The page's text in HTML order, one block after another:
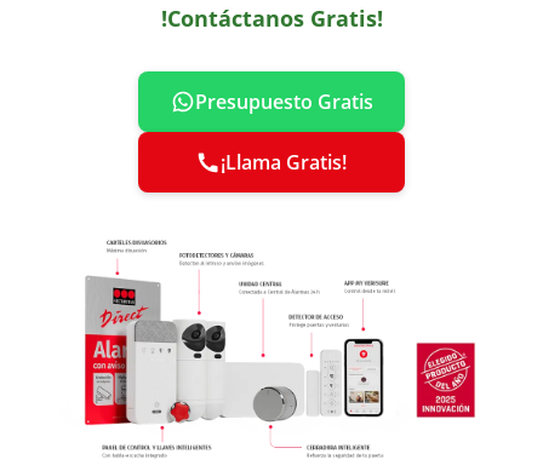
!Contáctanos Gratis!
Presupuesto Gratis
¡Llama Gratis!